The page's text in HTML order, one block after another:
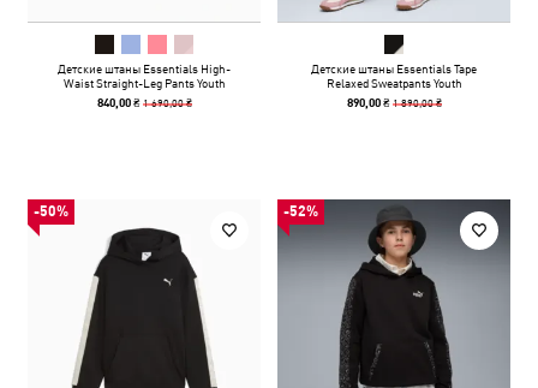
Детские штаны Essentials High-
Waist Straight-Leg Pants Youth
840,00 ₴ 1 690,00 ₴
Детские штаны Essentials Tape
Relaxed Sweatpants Youth
890,00 ₴ 1 890,00 ₴
-50% -52%